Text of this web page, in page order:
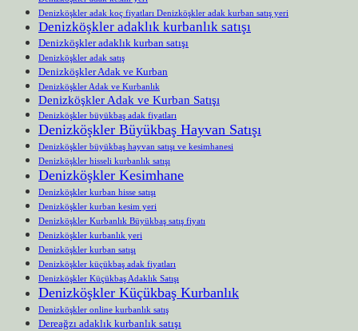
Denizköşkler adak koç fiyatları Denizköşkler adak kurban satış yeri
Denizköşkler adaklık kurbanlık satışı
Denizköşkler adaklık kurban satışı
Denizköşkler adak satış
Denizköşkler Adak ve Kurban
Denizköşkler Adak ve Kurbanlık
Denizköşkler Adak ve Kurban Satışı
Denizköşkler büyükbaş adak fiyatları
Denizköşkler Büyükbaş Hayvan Satışı
Denizköşkler büyükbaş hayvan satışı ve kesimhanesi
Denizköşkler hisseli kurbanlık satışı
Denizköşkler Kesimhane
Denizköşkler kurban hisse satışı
Denizköşkler kurban kesim yeri
Denizköşkler Kurbanlık Büyükbaş satış fiyatı
Denizköşkler kurbanlık yeri
Denizköşkler kurban satışı
Denizköşkler küçükbaş adak fiyatları
Denizköşkler Küçükbaş Adaklık Satışı
Denizköşkler Küçükbaş Kurbanlık
Denizköşkler online kurbanlık satış
Dereağzı adaklık kurbanlık satışı